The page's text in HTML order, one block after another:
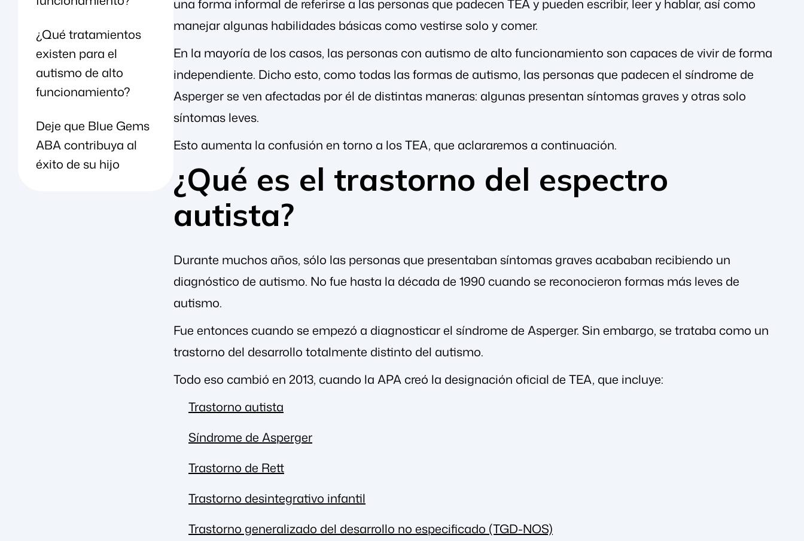
¿Qué tratamientos
existen para el
autismo de alto
funcionamiento?
Deje que Blue Gems
ABA contribuya al
éxito de su hijo
manejar algunas habilidades básicas como vestirse solo y comer.
En la mayoría de los casos, las personas con autismo de alto funcionamiento son capaces de vivir de forma
independiente. Dicho esto, como todas las formas de autismo, las personas que padecen el síndrome de
Asperger se ven afectadas por él de distintas maneras: algunas presentan síntomas graves y otras solo
síntomas leves.
Esto aumenta la confusión en torno a los TEA, que aclararemos a continuación.
¿Qué es el trastorno del espectro
autista?
Durante muchos años, sólo las personas que presentaban síntomas graves acababan recibiendo un
diagnóstico de autismo. No fue hasta la década de 1990 cuando se reconocieron formas más leves de
autismo.
Fue entonces cuando se empezó a diagnosticar el síndrome de Asperger. Sin embargo, se trataba como un
trastorno del desarrollo totalmente distinto del autismo.
Todo eso cambió en 2013, cuando la APA creó la designación oficial de TEA, que incluye:
Trastorno autista
Síndrome de Asperger
Trastorno de Rett
Trastorno desintegrativo infantil
Trastorno generalizado del desarrollo no especificado (TGD-NOS)